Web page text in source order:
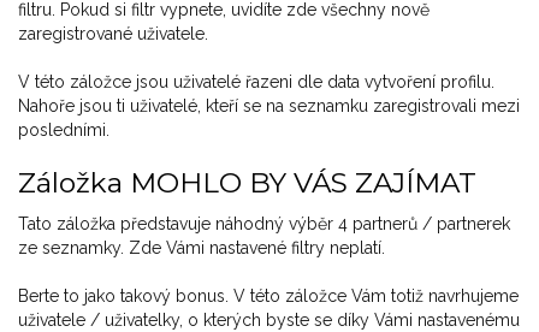
filtru. Pokud si filtr vypnete, uvidíte zde všechny nově
zaregistrované uživatele.
V této záložce jsou uživatelé řazeni dle data vytvoření profilu.
Nahoře jsou ti uživatelé, kteří se na seznamku zaregistrovali mezi
posledními.
Záložka MOHLO BY VÁS ZAJÍMAT
Tato záložka představuje náhodný výběr 4 partnerů / partnerek
ze seznamky. Zde Vámi nastavené filtry neplatí.
Berte to jako takový bonus. V této záložce Vám totiž navrhujeme
uživatele / uživatelky, o kterých byste se díky Vámi nastavenému